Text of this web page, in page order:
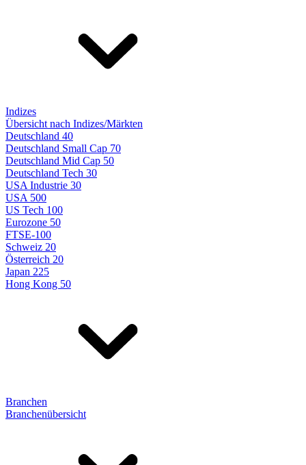
Indizes
Übersicht nach Indizes/Märkten
Deutschland 40
Deutschland Small Cap 70
Deutschland Mid Cap 50
Deutschland Tech 30
USA Industrie 30
USA 500
US Tech 100
Eurozone 50
FTSE-100
Schweiz 20
Österreich 20
Japan 225
Hong Kong 50
Branchen
Branchenübersicht